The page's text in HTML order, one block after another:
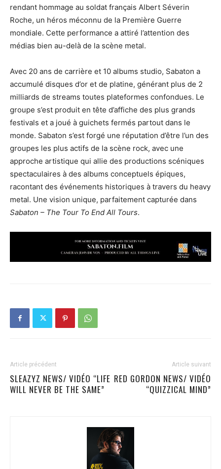
rendant hommage au soldat français Albert Séverin
Roche, un héros méconnu de la Première Guerre
mondiale. Cette performance a attiré l’attention des
médias bien au-delà de la scène metal.
Avec 20 ans de carrière et 10 albums studio, Sabaton a
accumulé disques d’or et de platine, générant plus de 2
milliards de streams toutes plateformes confondues. Le
groupe s’est produit en tête d’affiche des plus grands
festivals et a joué à guichets fermés partout dans le
monde. Sabaton s’est forgé une réputation d’être l’un des
groupes les plus actifs de la scène rock, avec une
approche artistique qui allie des productions scéniques
spectaculaires à des albums conceptuels épiques,
racontant des événements historiques à travers du heavy
metal. Une vision unique, parfaitement capturée dans
Sabaton – The Tour To End All Tours.
Article précédent
SLEAZYZ NEWS/ VIDÉO “LIFE
WILL NEVER BE THE SAME”
Article suivant
RED GORDON NEWS/ VIDÉO
“QUIZZICAL MIND”